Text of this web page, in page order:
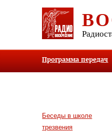
Программа передач
Беседы в школе
трезвения